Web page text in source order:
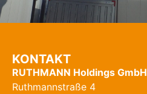
KONTAKT
RUTHMANN Holdings GmbH
Ruthmannstraße 4